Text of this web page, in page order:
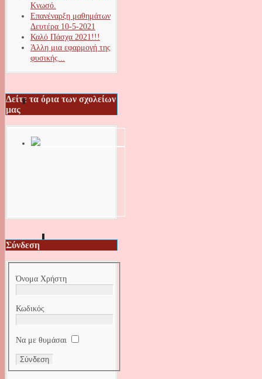
Κνωσό.
Επανέναρξη μαθημάτων
Δευτέρα 10-5-2021
Καλό Πάσχα 2021!!!
Άλλη μια εφαρμογή της
φυσικής...
Δείτε τα όρια των σχολείων
μας
Σύνδεση
Όνομα Χρήστη
Κωδικός
Να με θυμάσαι